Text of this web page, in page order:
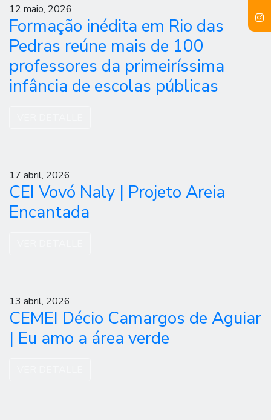
12 maio, 2026
Formação inédita em Rio das
Pedras reúne mais de 100
professores da primeiríssima
infância de escolas públicas
17 abril, 2026
CEI Vovó Naly | Projeto Areia
Encantada
13 abril, 2026
CEMEI Décio Camargos de Aguiar
| Eu amo a área verde